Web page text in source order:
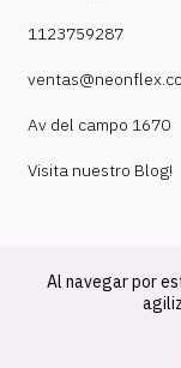
Al navegar por
1123759287
Av del campo 1670
Visita nuestro Blog!
Copyright NeonFlex -